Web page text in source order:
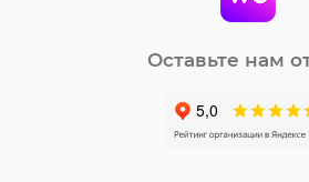
Оставьте нам